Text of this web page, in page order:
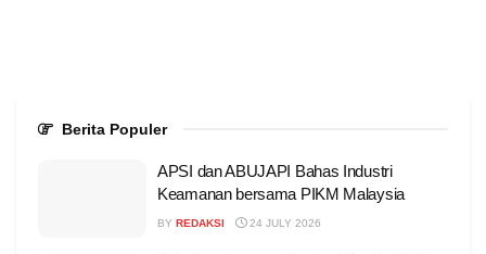
Berita Populer
APSI dan ABUJAPI Bahas Industri
Keamanan bersama PIKM Malaysia
BY REDAKSI 24 JULY 2026